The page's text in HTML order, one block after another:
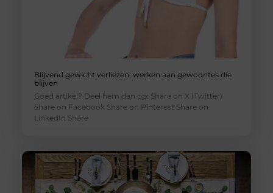
Blijvend gewicht verliezen: werken aan gewoontes die
blijven
Goed artikel? Deel hem dan op: Share on X (Twitter)
Share on Facebook Share on Pinterest Share on
LinkedIn Share